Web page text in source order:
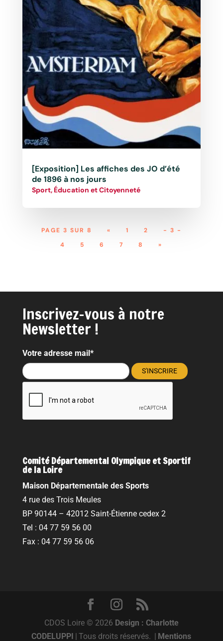
[Exposition] Les affiches des JO d’été
de 1896 à nos jours
Sport, Éducation et Citoyenneté
PAGE 3 SUR 8 « 1 2
- 3 -
4
5 6 7 8 »
Inscrivez-vous à notre
Newsletter !
Votre adresse mail*
Comité Départemental Olympique et Sportif
de la Loire
Maison Départementale des Sports
4 rue des Trois Meules
BP 90144 – 42012 Saint-Étienne cedex 2
Tel : 04 77 59 56 00
Fax : 04 77 59 56 06
CDOS Loire © 2026 Design : Charlotte
CODELUPPI | Tous droits réservés. | Mentions